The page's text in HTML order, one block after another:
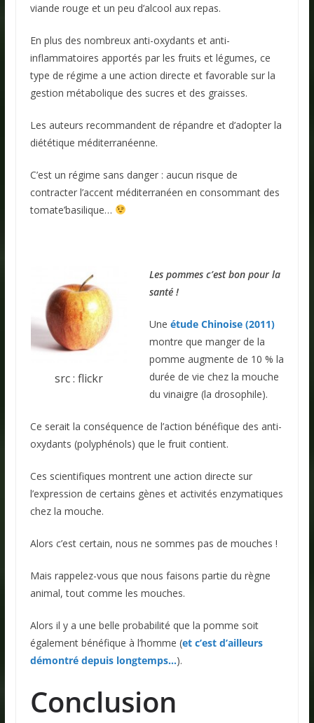
viande rouge et un peu d’alcool aux repas.
En plus des nombreux anti-oxydants et anti-
inflammatoires apportés par les fruits et légumes, ce
type de régime a une action directe et favorable sur la
gestion métabolique des sucres et des graisses.
Les auteurs recommandent de répandre et d’adopter la
diététique méditerranéenne.
C’est un régime sans danger : aucun risque de
contracter l’accent méditerranéen en consommant des
tomate’basilique…
src : flickr
Les pommes c’est bon pour la
santé !
Une étude Chinoise (2011)
montre que manger de la
pomme augmente de 10 % la
durée de vie chez la mouche
du vinaigre (la drosophile).
Ce serait la conséquence de l’action bénéfique des anti-
oxydants (polyphénols) que le fruit contient.
Ces scientifiques montrent une action directe sur
l’expression de certains gènes et activités enzymatiques
chez la mouche.
Alors c’est certain, nous ne sommes pas de mouches !
Mais rappelez-vous que nous faisons partie du règne
animal, tout comme les mouches.
Alors il y a une belle probabilité que la pomme soit
également bénéfique à l’homme (et c’est d’ailleurs
démontré depuis longtemps…).
Conclusion